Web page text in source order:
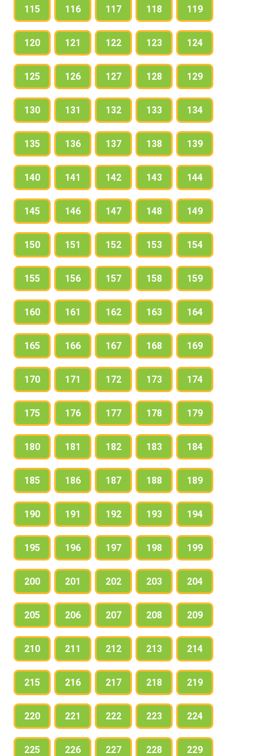
115 116 117 118 119
120 121 122 123 124
125 126 127 128 129
130 131 132 133 134
135 136 137 138 139
140 141 142 143 144
145 146 147 148 149
150 151 152 153 154
155 156 157 158 159
160 161 162 163 164
165 166 167 168 169
170 171 172 173 174
175 176 177 178 179
180 181 182 183 184
185 186 187 188 189
190 191 192 193 194
195 196 197 198 199
200 201 202 203 204
205 206 207 208 209
210 211 212 213 214
215 216 217 218 219
220 221 222 223 224
225 226 227 228 229